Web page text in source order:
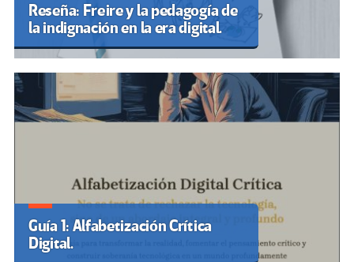
Reseña: Freire y la pedagogía de
la indignación en la era digital.
Guía 1: Alfabetización Crítica
Digital.